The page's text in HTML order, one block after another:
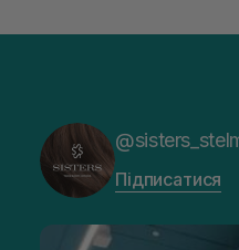
Підписатися